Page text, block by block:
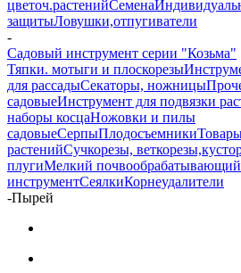
цветоч.растенийСемена
защитыЛовушки,отпугиватели
-
Садовый инструмент серии "Козьма"
Тяпки. мотыги и плоскорезы
для рассадыСекаторы, ножницы
садовыеИнструмент для подвязки
наборы косцаНожовки и пилы
садовыеСерпыПлодосъемники
растенийСучкорезы,
плугиМелкий почвообрабатывающий
инструментСеялкиКорнеудалители
-Пырей